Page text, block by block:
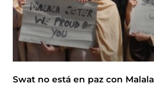
Swat no está en paz con Malala